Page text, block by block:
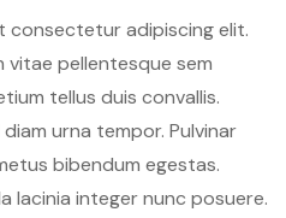
consectetur adipiscing elit.
vitae pellentesque sem
tellus duis convallis.
urna tempor. Pulvinar
bibendum egestas.
lacinia integer nunc posuere.